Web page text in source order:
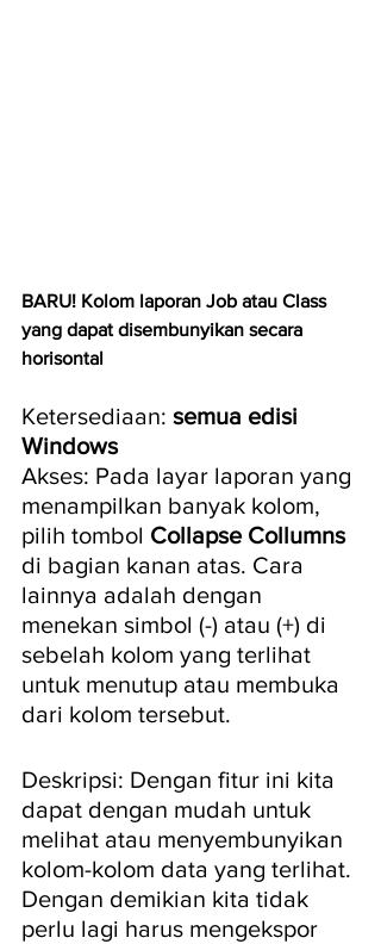
BARU! Kolom laporan Job atau Class
yang dapat disembunyikan secara
horisontal
Ketersediaan: semua edisi
Windows
Akses: Pada layar laporan yang
menampilkan banyak kolom,
pilih tombol Collapse Collumns
di bagian kanan atas. Cara
lainnya adalah dengan
menekan simbol (-) atau (+) di
sebelah kolom yang terlihat
untuk menutup atau membuka
dari kolom tersebut.
Deskripsi: Dengan fitur ini kita
dapat dengan mudah untuk
melihat atau menyembunyikan
kolom-kolom data yang terlihat.
Dengan demikian kita tidak
perlu lagi harus mengekspor